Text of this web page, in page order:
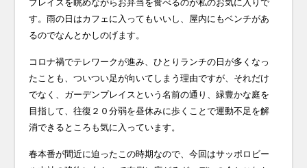
プレイスを眺めながらお弁当を食べるのが私のお気に入りで
す。雨の日はカフェに入ってもいいし、屋内にもベンチがあ
るのでなんとかしのげます。
コロナ禍でテレワークが進み、ひとりランチの日が多くなっ
たことも、ついつい足が向いてしまう理由ですが、それだけ
でなく、ガーデンプレイスという名前の通り、緑豊かな庭を
目指して、往復２０分弱を昼休みに歩くことで運動不足を解
消できるところも気に入っています。
春本番が間近に迫ったこの時期なので、今回はサッポロビー